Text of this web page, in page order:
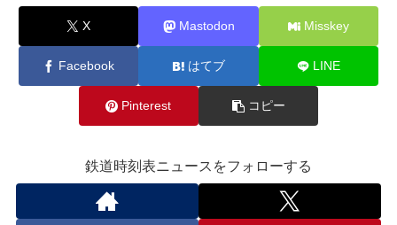
X Mastodon Misskey
Facebook はてブ LINE
Pinterest コピー
鉄道時刻表ニュースをフォローする